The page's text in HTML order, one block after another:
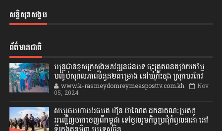
សន្តិសុខសង្គម
ព័ត៌មានជាតិ
មន្ត្រីជាន់ខ្ពស់ក្រសួងអភិវឌ្ឍន៍ជនបទ ចុះត្រួតពិនិត្យវាយតម្លៃ
បញ្ចប់សុពលភាពចំនួន២គម្រោង នៅឃុំកិះចុង ស្រុកបរកែវ
www.k-rasmeydomreymeasposttv.com.kh Nov
05, 2024
សម្តេចមហាបវរធិបតី ហ៊ុន ម៉ាណែត ដឹកនាំគណៈប្រតិភូ
អញ្ជើញចាកចេញពីកម្ពុជា ទៅចូលរួមកិច្ចប្រជុំកំពូលនានា នៅ